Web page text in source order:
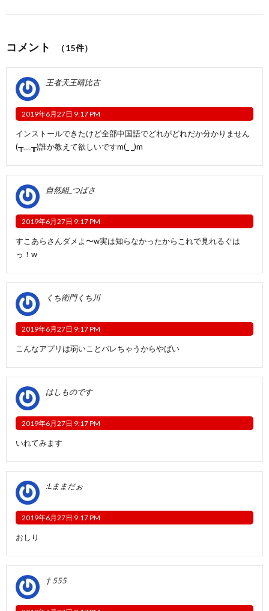
コメント （15件）
王者天王晴比古
2019年6月27日 9:17 PM
インストールできたけど全部中国語でどれがどれだか分かりません
(╥﹏╥)誰か教えて欲しいですm(_ _)m
自然組_つばさ
2019年6月27日 9:17 PM
すこあらさんダメよ〜w実は知らなかったからこれで見れるぐは
っ！w
くち衛門くち川
2019年6月27日 9:17 PM
こんなアプリは弱いことバレちゃうからやばい
はしものです
2019年6月27日 9:17 PM
いれてみます
:Lままだぉ
2019年6月27日 9:17 PM
おしり
† 555